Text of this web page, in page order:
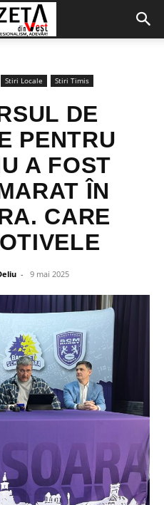
Stiri Locale Stiri Timis
DE
PENTRU
A FOST
ÎN
CARE
- 9 mai 2025